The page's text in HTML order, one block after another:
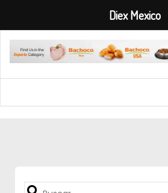
Diex Mexico